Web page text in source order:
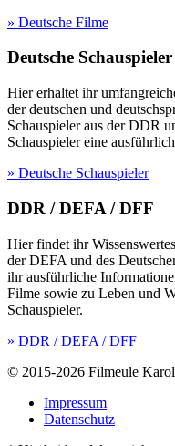
» Deutsche Filme
Deutsche Schauspieler
Hier erhaltet ihr
der deutschen und
Schauspieler aus der DDR
Schauspieler eine
» Deutsche Schauspieler
DDR / DEFA / DFF
Hier findet ihr
der DEFA und des
ihr ausführliche
Filme sowie zu Leben und
Schauspieler.
» DDR / DEFA / DFF
© 2015-2026 Filmeule
Impressum
Datenschutz